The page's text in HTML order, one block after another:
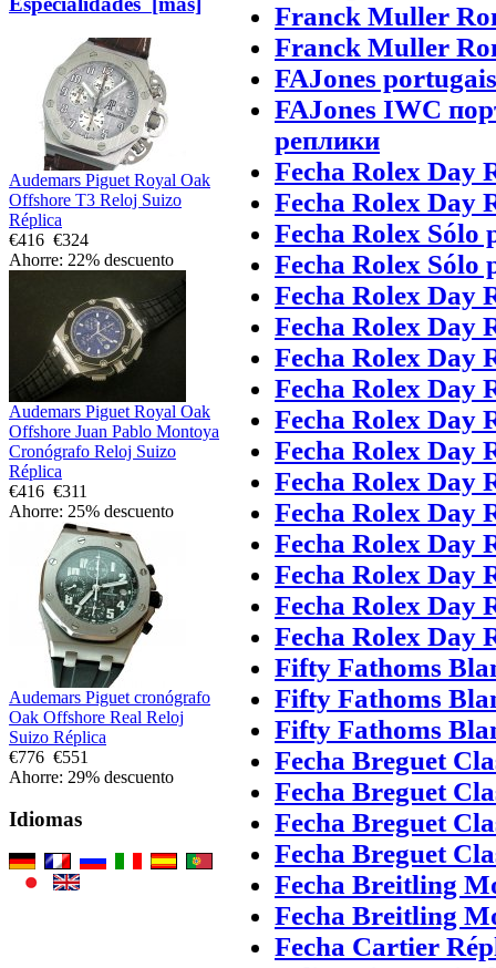
Audemars Piguet Royal Oak
Offshore T3 Reloj Suizo
Réplica
€416 €324
Ahorre: 22% descuento
Audemars Piguet Royal Oak
Offshore Juan Pablo Montoya
Cronógrafo Reloj Suizo
Réplica
€416 €311
Ahorre: 25% descuento
Audemars Piguet cronógrafo
Oak Offshore Real Reloj
Suizo Réplica
€776 €551
Ahorre: 29% descuento
Idiomas
Franck Muller
Franck Muller
FAJones
FAJones IWC
реплики
Fecha Rolex Day
Fecha Rolex Day
Fecha Rolex
Fecha Rolex
Fecha Rolex Day
Fecha Rolex Day
Fecha Rolex Day
Fecha Rolex Day
Fecha Rolex Day
Fecha Rolex Day
Fecha Rolex Day
Fecha Rolex Day
Fecha Rolex Day
Fecha Rolex Day
Fecha Rolex Day
Fecha Rolex Day
Fifty Fathoms
Fifty Fathoms
Fifty Fathoms
Fecha Breguet
Fecha Breguet
Fecha Breguet
Fecha Breguet
Fecha Breitling
Fecha Breitling
Fecha Cartier